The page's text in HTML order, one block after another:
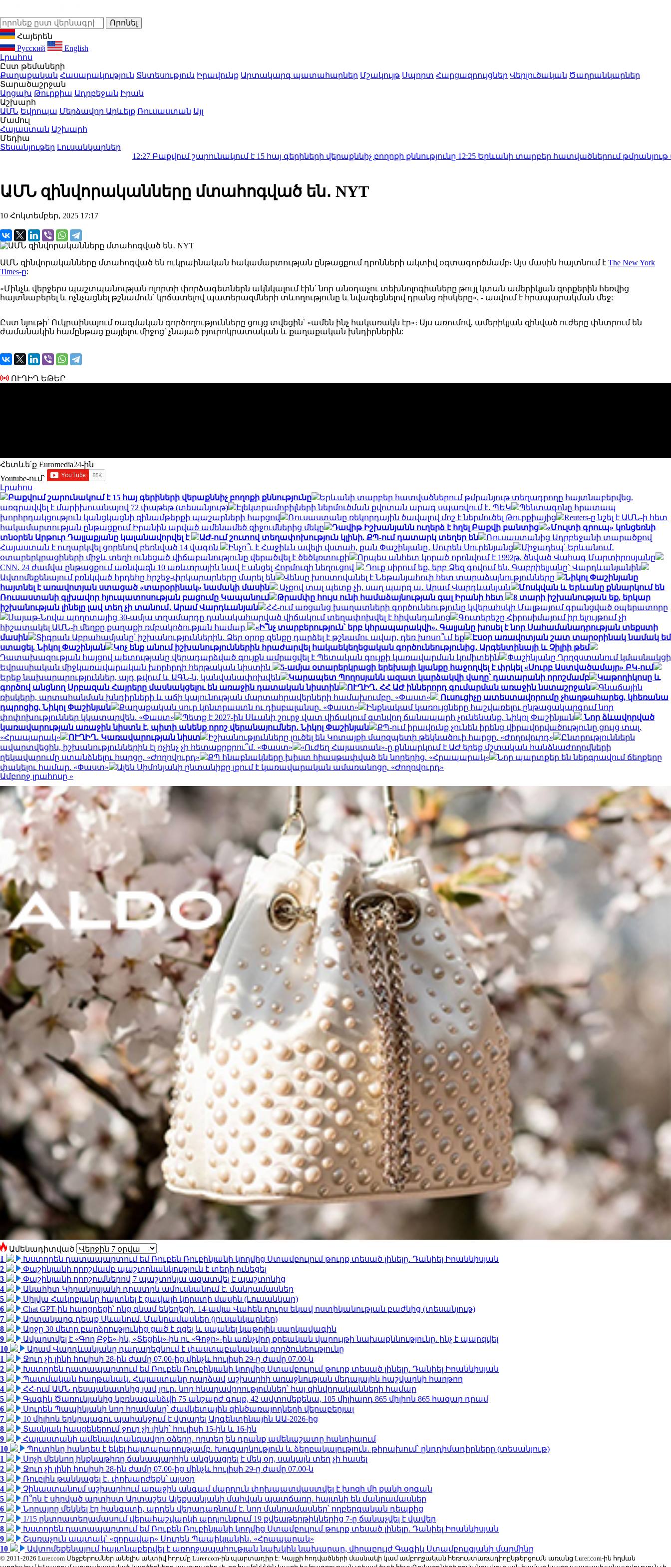
Հայերեն
Русский
English
Լրահոս
Ըստ թեմաների
Քաղաքական Հասարակություն Տնտեսություն Իրավունք Արտակարգ պատահարներ Մշակույթ Սպորտ Հարցազրույցներ Վերլուծական Ծաղրանկարներ
Տարածաշրջան
Արցախ Թուրքիա Ադրբեջան Իրան
Աշխարհ
ԱՄՆ Եվրոպա Մերձավոր Արևելք Ռուսաստան Այլ
Մամուլ
Հայաստան Աշխարհ
Մեդիա
Տեսանյութեր Լուսանկարներ
Բաքվում շարունակում է 15 հայ գերիների վերաքննիչ բողոքի քննությունը12:25Երևանի տարբեր հատվածներում թմրանյութ
ԱՄՆ զինվորականները մտահոգված են․ NYT
10 Հոկտեմբեր, 2025 17:17
ԱՄՆ զինվորականները մտահոգված են ուկրաինական հակամարտության ընթացքում դրոնների ակտիվ օգտագործմամբ։ Այս մասին հայտնում է The New York
Times-ը:
«Մինչև վերջերս պաշտպանության ոլորտի փորձագետներն ակնկալում էին՝ նոր անօդաչու տեխնոլոգիաները թույլ կտան ամերիկյան զորքերին հեռվից
հայտնաբերել և ոչնչացնել թշնամուն՝ կրճատելով պատերազմների տևողությունը և նվազեցնելով դրանց ռիսկերը», - ասվում է հրապարակման մեջ:
Ըստ նյութի՝ Ուկրաինայում ռազմական գործողությունները ցույց տվեցին՝ «ամեն ինչ հակառակն էր»։ Այս առումով, ամերիկյան զինված ուժերը փնտրում են
ժամանակին համընթաց քայլելու միջոց՝ չնայած բյուրոկրատական և քաղաքական խնդիրներին:
ՈՒՂԻՂ ԵԹԵՐ
Հետևե՛ք Euromedia24-ին
Youtube-ում`
Լրահոս
Բաքվում շարունակում է 15 հայ գերիների վերաքննիչ բողոքի քննությունը
Երևանի տարբեր հատվածներում թմրանյութ տեղադրողը հայտնաբերվեց.
առգրավվել է մարիխուանայով 72 փաթեթ (տեսանյութ)
Էլեկտրամոբիլների ներմուծման քվոտան արագ սպառվում է․ ՊԵԿ
Պենտագոնը հրատապ
խորհրդակցություն կանցկացնի զինամթերքի պաշարների հարցով
Ռուսաստանը ռեկորդային ծավալով մոշ է ներմուծել Թուրքիայից
Reuters-ը նշել է ԱՄՆ-ի հետ
հակամարտության ընթացքում Իրանին արված ամենամեծ զիջումներից մեկը
Դավիթ Իշխանյանն ուղերձ է հղել Բաքվի բանտից
«Մուլտի գրուպ» կոնցեռնի
տնօրեն Արթուր Դալլաքյանը կալանավորվել է
ԱԺ-ում շուտով տեղափոխություն կլինի. ՔՊ-ում դատարկ տեղեր են
Ռուսաստանից Ադրբեջանի տարածքով
Հայաստան է ուղարկվել ցորենով բեռնված 14 վագոն
Ինչո՞ւ է Հաջիևն ավելի վստահ, քան Փաշինյանը․ Սուրեն Սուրենյանց
Միջադեպ՝ Երևանում․
օտարերկրացիների միջև տեղի ունեցած վիճաբանությունը վերածվել է ծեծկռտուքի
Որպես անհետ կորած որոնվում է 1992թ. ծնված Վահագ Մարտիրոսյանը
CNN. 24 ժամվա ընթացքում առնվազն 10 առևտրային նավ է անցել Հորմուզի նեղուցով
Դուք սիրում եք, երբ Ձեզ գովում են. Գաբրիելյանը` Վարդևանյանին
Ավտոմեքենայում բռնկված հրդեհը հրշեջ-փրկարարները մարել են
Վենսը խոստովանել է Նեթանյահուի հետ տարաձայնությունները
Նիկոլ Փաշինյանը
հայտնել է առավոտյան ստացած «տարօրինակ» նամակի մասին
Աչքով տալ պետք չի, սաղ պարզ ա․ Արամ Վարդևանյան
Մոսկվան և Երևանը քննարկում են
Ռուսաստանի գլխավոր հյուպատոսության բացումը Կապանում
Թրամփը հույս ունի համաձայնության գալ Իրանի հետ
8 տարի իշխանության եք, երկար
իշխանության լինելը լավ տեղ չի տանում․ Արամ Վարդևանյան
ՀՀ-ում առցանց խաղատների գործունեությունը կվերահսկի Մալթայում գրանցված օպերատորը
Սայաթ-Նովա պողոտայից 30-ամյա տղամարդը դանակահարված վիճակում տեղափոխվել է հիվանդանոց
Գուտերեշը Հիրոսիմայում իր ելույթում չի
հիշատակել ԱՄՆ-ի մեղքը քաղաքի ռմբակոծության համար
«Ի՞նչ տարբերություն՝ երբ կհրապարակվի». Գալյանը խոսել է նոր Սահամանադրության տեքստի
մասին
Տիգրան Աբրահամյանը՝ իշխանություններին. Ձեր օրոք զենքը դարձել է թշնամու ավար, դեռ խոսո՞ւմ եք
Էսօր առավոտյան շատ տարօրինակ նամակ եմ
ստացել. Նիկոլ Փաշինյան
Կոչ ենք անում իշխանություններին հրաժարվել հակաեկեղեցական գործունեությունից․ Արգենտինայի և Չիլիի թեմ
Դատախազության հայցով պետությանը վերադարձված գույքն ամրացվել է Պետական գույքի կառավարման կոմիտեին
Փաշինյանը Ղրղզստանում կմասնակցի
Եվրասիական միջկառավարական խորհրդի հերթական նիստին
5-ամյա օտարերկրացի երեխայի կյանքը հաջողվել է փրկել «Սուրբ Աստվածամայր» ԲԿ-ում
Երեք նախարարություններ, այդ թվում և ԱԳՆ-ն, կանվանափոխվեն
Կարապետ Պողոսյանն ազատ կարձակվի վաղը՝ դատարանի որոշմամբ
Կաթողիկոսը և
գործով անցնող Սրբազան Հայրերը մասնակցելու են առաջին դատական նիստին
ՈՒՂԻՂ․ ՀՀ ԱԺ իններորդ գումարման առաջին նստաշրջան
Գնաճային
ռիսկերի, արտահանման խնդիրների և աճի կայունության մարտահրավերների համախումբը. «Փաստ»
Ուսուցիչը ատեստավորումը չհաղթահարեց, կհեռանա
դպրոցից. Նիկոլ Փաշինյան
Քաղաքական սուր կոնտրաստն ու դիսբալանսը. «Փաստ»
Ինքնակամ կառույցները հաշվառելու ընթացակարգում նոր
փոփոխություններ կկատարվեն. «Փաստ»
Պետք է 2027-ին Սևանի շուրջ վատ վիճակում գտնվող ճանապարհ չունենանք. Նիկոլ Փաշինյան
Նոր ձևավորված
կառավարության առաջին նիստն է, պիտի անենք որոշ վերանայումներ․ Նիկոլ Փաշինյան
ՔՊ-ում իրավունք չունեն իրենց վիրավորվածությունը ցույց տալ.
«Հրապարակ»
ՈՒՂԻՂ․ Կառավարության նիստ Իշխանությունները լուծել են Կոտայքի մարզպետի թեկնածուի հարցը. «Ժողովուրդ»
Ընտրություններն
ավարտվեցին, իշխանություններին էլ ոչինչ չի հետաքրքրու՞մ. «Փաստ»
«Ուժեղ Հայաստան»-ը քննարկում է ԱԺ երեք մշտական հանձնաժողովների
ղեկավարումը ստանձնելու հարցը. «Ժողովուրդ»
ՔՊ հնաբնակները խիստ հիասթափված են նորերից. «Հրապարակ»
Նոր պարտքեր են ներգրավում ճեղքերը
փակելու համար. «Փաստ»
Ալեն Սիմոնյանի ընտանիքը լքում է կառավարական ամառանոցը. «Ժողովուրդ»
Ամբողջ լրահոսը »
Ամենադիտված
1
Խստորեն դատապարտում եմ Ռուբեն Ռուբինյանի կողմից Ստամբուլում թուրք տեսած լինելը. Դանիել Իոաննիսյան
2
Փաշինյանի որոշմամբ պաշտոնանկություն է տեղի ունեցել
3
Փաշինյանի որոշումներով 7 պաշտոնյա ազատվել է պաշտոնից
4
Անահիտ Կիրակոսյանի դուստրն ամուսնանում է. մանրամասներ
5
Սիլվա Հակոբյանը հայտնել է ցավալի կորստի մասին (Լուսանկար)
6
Chat GPT-ին հարցրեցի՝ ոնց գնամ եկեղեցի. 14-ամյա Վահեն դուրս եկավ ոստիկանության բաժնից (տեսանյութ)
7
Արտակարգ դեպք Սևանում. Մանրամասներ (լուսանկարներ)
8
Արջը 30 մետր բարձրությունից ցած է գցել և սպանել կաթոլիկ սարկավագին
9
Ավարտվել է «Գող Բջե»-ին, «Տեցիկ»-ին ու «Գոջո»-ին առնչվող քրեական վարույթի նախաքննությունը. ինչ է պարզվել
10
Արամ Վարդևանյանը դադարեցնում է փաստաբանական գործունեությունը
1
Ջուր չի լինի հուլիսի 28-ին ժամը 07.00-ից մինչև հուլիսի 29-ը ժամը 07.00-ն
2
Խստորեն դատապարտում եմ Ռուբեն Ռուբինյանի կողմից Ստամբուլում թուրք տեսած լինելը. Դանիել Իոաննիսյան
3
Պատմական հաղթանակ․ Հայաստանը դարձավ աշխարհի առաջնության մեդալային հաշվարկի հաղթող
4
ՀՀ-ում ԱՄՆ դեսպանատնից լավ լուր․ նոր հնարավորություններ՝ հայ զինվորականների համար
5
Գագիկ Ծառուկյանից կբռնագանձվի 75 անշարժ գույք, 42 ավտոմեքենա, 105 միլիարդ 865 միլիոն 865 հազար դրամ
6
Սուրեն Պապիկյանի նոր հրամանը՝ ժամկետային զինծառայողների վերաբերյալ
7
10 միլիոն երկրպագու պահանջում է վտարել Արգենտինային ԱԱ-2026-ից
8
Տասնյակ հասցեներում ջուր չի լինի՝ հուլիսի 15-ին և 16-ին
9
Հայաստանի ամենավտանգավոր օձերը. որտեղ են դրանք ամենաշատը հանդիպում
10
Պուտինը հանդես է եկել հայտարարությամբ. Խուզարկություն և ձերբակալություն․ թիրախում՝ ընդդիմադիրները (տեսանյութ)
1
Սոչի մեկնող ինքնաթիռը ճանապարհին անցկացրել է մեկ օր, սակայն տեղ չի հասել
2
Ջուր չի լինի հուլիսի 28-ին ժամը 07.00-ից մինչև հուլիսի 29-ը ժամը 07.00-ն
3
Ռուբլին թանկացել է․ փոխարժեքն՝ այսօր
4
Չինաստանում աշխարհում առաջին անգամ մարդուն փոխպատվաստվել է խոզի մի քանի օրգան
5
Ո՞րն է սիրված արտիստ Արտաշես Ալեքսանյանի մահվան պատճառը. հայտնի են մանրամասներ
6
Նորայրը մեկնել էր հանգստի, արդեն վերադառնում է. նոր մանրամասներ՝ ողբերգական դեպքից
7
1/15 ընտրատեղամասում վերահաշվարկի արդյունքում 19 քվեաթերթիկներից 7-ը ճանաչվել է վավեր
8
Խստորեն դատապարտում եմ Ռուբեն Ռուբինյանի կողմից Ստամբուլում թուրք տեսած լինելը. Դանիել Իոաննիսյան
9
Շառաչուն ապտակ՝ «զորավար» Սուրեն Պապիկյանին․ «Հրապարակ»
10
Ավտոմեքենայում հայտնաբերվել է առողջապահության նախկին նախարար, վիրաբույժ Գագիկ Ստամբուլցյանի մարմինը
© 2011-2026 Lurer.com Մեջբերումներ անելիս ակտիվ հղումը Lurer.com-ին պարտադիր է: Կայքի հոդվածների մասնակի կամ ամբողջական հեռուստառադիոընթերցումն առանց Lurer.com-ին հղման